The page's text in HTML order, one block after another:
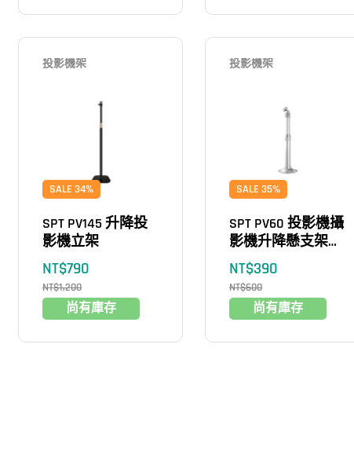
投影機架
SALE 34%
SPT PV145 升降投
影機立架
NT$1,200
NT$790
尚有庫存
投影機架
SALE 35%
SPT PV60 投影機攝
影機升降懸支架臂
架
NT$600
NT$390
尚有庫存